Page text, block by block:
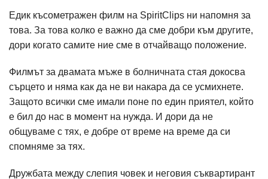
Едик късометражен филм на SpiritClips ни напомня за
това. За това колко е важно да сме добри към другите,
дори когато самите ние сме в отчайващо положение.
Филмът за двамата мъже в болничната стая докосва
сърцето и няма как да не ви накара да се усмихнете.
Защото всички сме имали поне по един приятел, който
е бил до нас в момент на нужда. И дори да не
общуваме с тях, е добре от време на време да си
спомняме за тях.
Дружбата между слепия човек и неговия съквартирант